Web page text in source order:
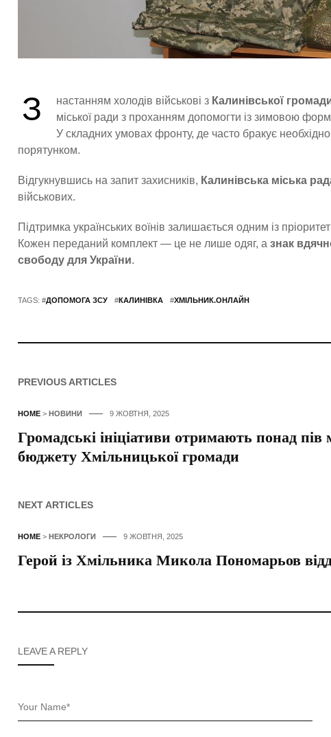
З настанням холодів військові з Калинівської
міської ради з проханням допомогти із зимовою
У складних умовах фронту, де часто бракує
порятунком.
Відгукнувшись на запит захисників, Калинівська міська
військових.
Підтримка українських воїнів залишається одним із
Кожен переданий комплект — це не лише одяг, а знак
свободу для України.
TAGS: #ДОПОМОГА ЗСУ #КАЛИНІВКА #ХМІЛЬНИК.ОНЛАЙН
PREVIOUS ARTICLES
HOME> НОВИНИ 9 ЖОВТНЯ, 2025
Громадські ініціативи отримають понад
бюджету Хмільницької громади
NEXT ARTICLES
HOME> НЕКРОЛОГИ 9 ЖОВТНЯ, 2025
Герой із Хмільника Микола Пономарьов
LEAVE A REPLY